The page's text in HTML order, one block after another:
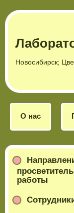
Новосибирск;
О нас
работы